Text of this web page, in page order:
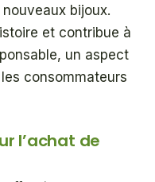
bijoux.
et contribue à
un aspect
consommateurs
l’achat de